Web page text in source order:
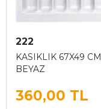
222
KASIKLIK 67X49 CM
BEYAZ
360,00 TL